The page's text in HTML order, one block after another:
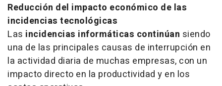
Reducción del impacto económico de las
incidencias tecnológicas
Las incidencias informáticas continúan siendo
una de las principales causas de interrupción en
la actividad diaria de muchas empresas, con un
impacto directo en la productividad y en los